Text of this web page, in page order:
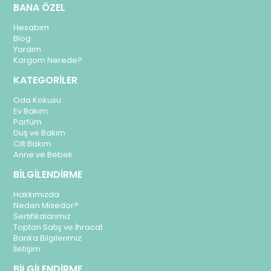
BANA ÖZEL
Hesabım
Blog
Yardım
Kargom Nerede?
KATEGORİLER
Oda Kokusu
Ev Bakım
Parfüm
Duş ve Bakım
Cilt Bakım
Anne ve Bebek
BİLGİLENDİRME
Hakkımızda
Neden Misedor?
Sertifikalarımız
Toptan Satış ve İhracat
Banka Bilgilerimiz
İletişim